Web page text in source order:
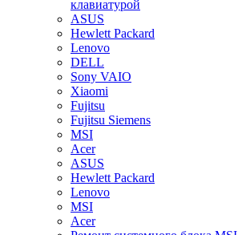
клавиатурой
ASUS
Hewlett Packard
Lenovo
DELL
Sony VAIO
Xiaomi
Fujitsu
Fujitsu Siemens
MSI
Acer
ASUS
Hewlett Packard
Lenovo
MSI
Acer